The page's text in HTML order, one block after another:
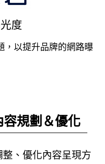
度
，以提升品牌的網路曝
規劃＆優化
、優化內容呈現方